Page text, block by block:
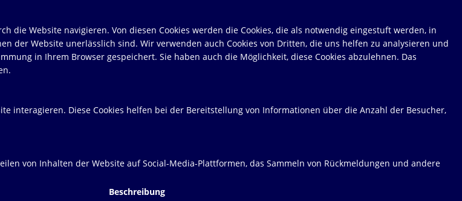
die Website navigieren. Von diesen Cookies werden die Cookies, die als notwendig eingestuft werden, in
der Website unerlässlich sind. Wir verwenden auch Cookies von Dritten, die uns helfen zu analysieren und
in Ihrem Browser gespeichert. Sie haben auch die Möglichkeit, diese Cookies abzulehnen. Das
interagieren. Diese Cookies helfen bei der Bereitstellung von Informationen über die Anzahl der Besucher,
von Inhalten der Website auf Social-Media-Plattformen, das Sammeln von Rückmeldungen und andere
Beschreibung